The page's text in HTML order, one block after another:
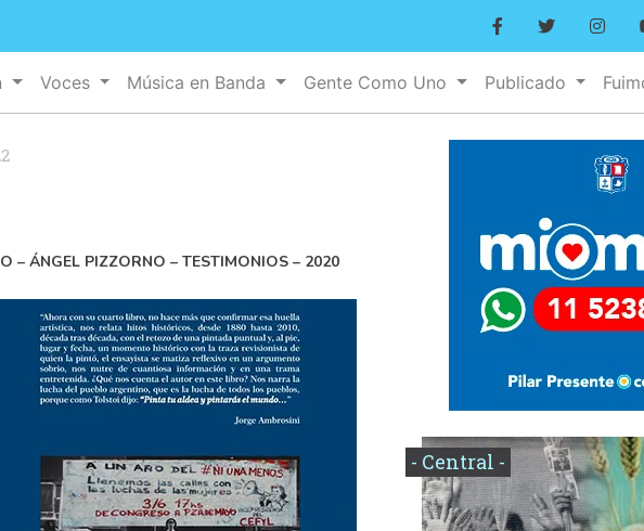
Voces Música en Banda Gente Como Uno Publicado
– ÁNGEL PIZZORNO – TESTIMONIOS – 2020
- Central -